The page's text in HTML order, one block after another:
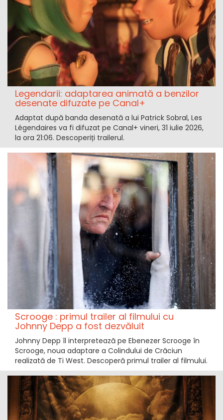
Legendarii: adaptarea animată a benzilor
desenate difuzate pe Canal+
Adaptat după banda desenată a lui Patrick Sobral, Les
Légendaires va fi difuzat pe Canal+ vineri, 31 iulie 2026,
la ora 21:06. Descoperiți trailerul.
Scrooge : primul trailer al filmului cu
Johnny Depp a fost dezvăluit
Johnny Depp îl interpretează pe Ebenezer Scrooge în
Scrooge, noua adaptare a Colindului de Crăciun
realizată de Ti West. Descoperă primul trailer al filmului.